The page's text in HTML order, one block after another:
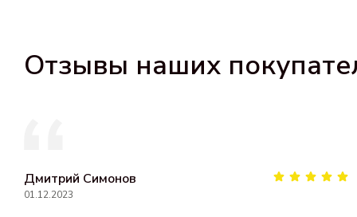
Отзывы наших
Дмитрий Симонов
01.12.2023